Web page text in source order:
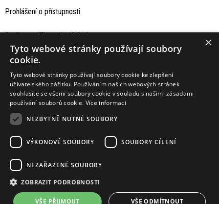
Prohlášení o přístupnosti
Archiv staršího webu Jaboku
Podporují nás
×
Tyto webové stránky používají soubory
cookie.
Tyto webové stránky používají soubory cookie ke zlepšení
uživatelského zážitku. Používáním našich webových stránek
souhlasíte se všemi soubory cookie v souladu s našimi zásadami
používání souborů cookie. Více informací
NEZBYTNĚ NUTNÉ SOUBORY
VÝKONOVÉ SOUBORY SOUBORY CÍLENÍ
NEZAŘAZENÉ SOUBORY
ZOBRAZIT PODROBNOSTI
VŠE PŘIJMOUT VŠE ODMÍTNOUT